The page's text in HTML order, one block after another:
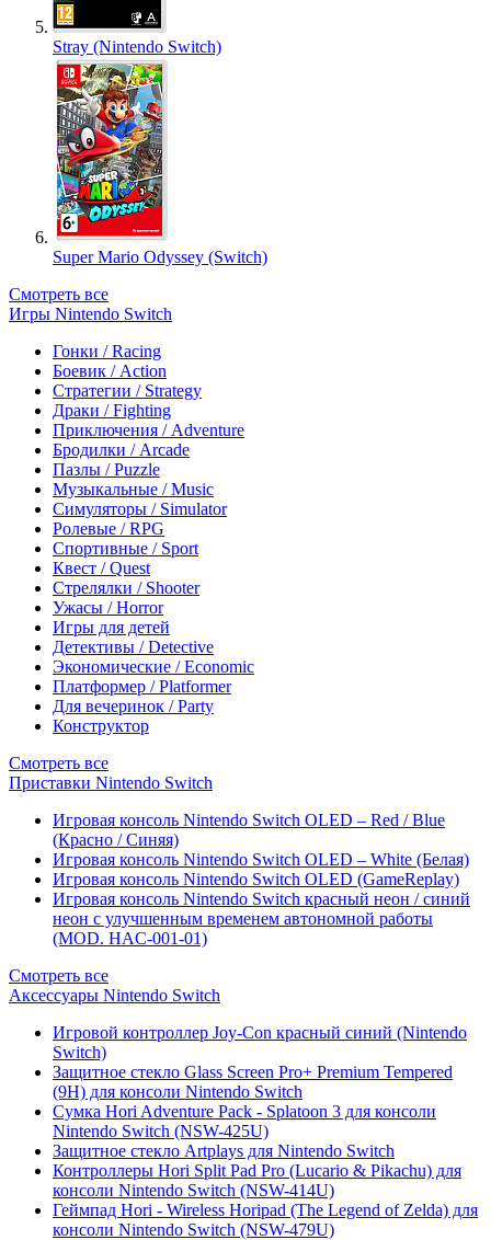
Stray (Nintendo Switch)
Super Mario Odyssey (Switch)
Смотреть все
Игры Nintendo Switch
Гонки / Racing
Боевик / Action
Стратегии / Strategy
Драки / Fighting
Приключения / Adventure
Бродилки / Arcade
Пазлы / Puzzle
Музыкальные / Music
Симуляторы / Simulator
Ролевые / RPG
Спортивные / Sport
Квест / Quest
Стрелялки / Shooter
Ужасы / Horror
Игры для детей
Детективы / Detective
Экономические / Economic
Платформер / Platformer
Для вечеринок / Party
Конструктор
Смотреть все
Приставки Nintendo Switch
Игровая консоль Nintendo Switch OLED – Red / Blue
(Красно / Синяя)
Игровая консоль Nintendo Switch OLED – White (Белая)
Игровая консоль Nintendo Switch OLED (GameReplay)
Игровая консоль Nintendo Switch красный неон / синий
неон с улучшенным временем автономной работы
(MOD. HAC-001-01)
Смотреть все
Аксессуары Nintendo Switch
Игровой контроллер Joy-Con красный синий (Nintendo
Switch)
Защитное стекло Glass Screen Pro+ Premium Tempered
(9H) для консоли Nintendo Switch
Сумка Hori Adventure Pack - Splatoon 3 для консоли
Nintendo Switch (NSW-425U)
Защитное стекло Artplays для Nintendo Switch
Контроллеры Hori Split Pad Pro (Lucario & Pikachu) для
консоли Nintendo Switch (NSW-414U)
Геймпад Hori - Wireless Horipad (The Legend of Zelda) для
консоли Nintendo Switch (NSW-479U)